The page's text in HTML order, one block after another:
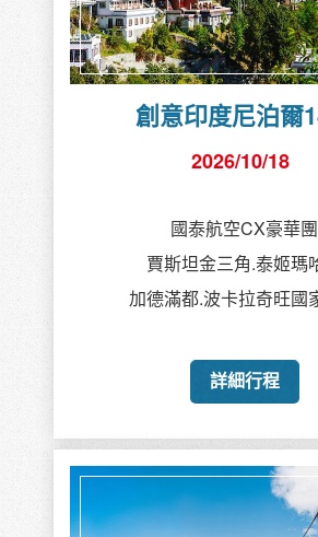
創意印度尼泊爾
2026/10/18
國泰航空CX豪華團
賈斯坦金三角.泰姬瑪
加德滿都.波卡拉奇旺國
詳細行程